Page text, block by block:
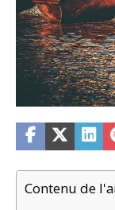
Contenu de